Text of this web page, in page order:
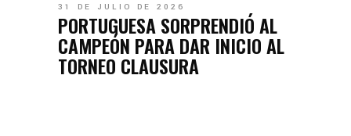
31 DE JULIO DE 2026
PORTUGUESA SORPRENDIÓ AL
CAMPEÓN PARA DAR INICIO AL
TORNEO CLAUSURA